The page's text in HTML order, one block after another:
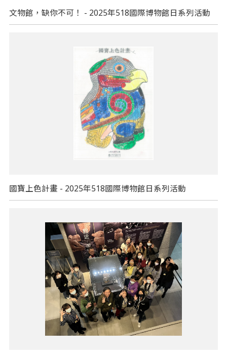
文物館，缺你不可！ - 2025年518國際博物館日系列活動
國寶上色計畫 - 2025年518國際博物館日系列活動